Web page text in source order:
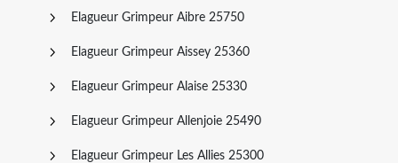
Elagueur Grimpeur Aibre 25750
Elagueur Grimpeur Aissey 25360
Elagueur Grimpeur Alaise 25330
Elagueur Grimpeur Allenjoie 25490
Elagueur Grimpeur Les Allies 25300